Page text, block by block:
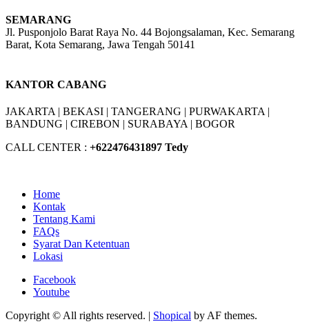
SEMARANG
Jl. Pusponjolo Barat Raya No. 44 Bojongsalaman, Kec. Semarang
Barat, Kota Semarang, Jawa Tengah 50141
KANTOR CABANG
JAKARTA | BEKASI | TANGERANG | PURWAKARTA |
BANDUNG | CIREBON | SURABAYA | BOGOR
CALL CENTER : +622476431897 Tedy
Home
Kontak
Tentang Kami
FAQs
Syarat Dan Ketentuan
Lokasi
Facebook
Youtube
Copyright © All rights reserved. | Shopical by AF themes.